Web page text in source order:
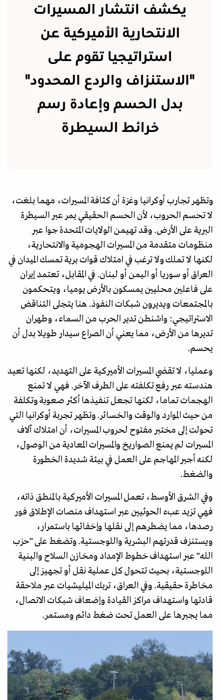
يكشف انتشار المسيرات
الانتحارية الأميركية عن
استراتيجيا تقوم على
"الاستنزاف والردع المحدود"
بدل الحسم وإعادة رسم
خرائط السيطرة
وتظهر تجارب أوكرانيا وغزة أن كثافة المسيرات، مهما بلغت،
لا تحسم الحروب، لأن الحسم الحقيقي يمر عبر السيطرة
البرية على الأرض. وقد تهيمن الولايات المتحدة جوا عبر
منظومات متقدمة من المسيرات الهجومية والانتحارية،
لكنها لا تملك ولا ترغب في امتلاك قوات برية تمسك الميدان في
العراق أو سوريا أو اليمن أو لبنان. في المقابل، تعتمد إيران
على فاعلين محليين يمسكون بالأرض يوميا، ويتحكمون
بالمجتمعات ويديرون شبكات النفوذ. هنا يتجلى التناقض
الاستراتيجي: واشنطن تدير الحرب من السماء، وطهران
تديرها من الأرض، مما يعني أن الصراع سيدار طويلا بدل أن
يحسم.
وعمليا، لا تقضي المسيرات الأميركية على التهديد، لكنها تعيد
هندسته عبر رفع تكلفته على الطرف الآخر. فهي لا تمنع
الهجمات تماما، لكنها تجعل تنفيذها أكثر صعوبة وتكلفة
من حيث الموارد والوقت والخسائر. وتظهر تجربة أوكرانيا التي
تحولت إلى مختبر مفتوح لحروب المسيرات، أن امتلاك آلاف
المسيرات لم يمنع الصواريخ والمسيرات المعادية من الوصول،
لكنه أجبر المهاجم على العمل في بيئة شديدة الخطورة
والضغط.
وفي الشرق الأوسط، تعمل المسيرات الأميركية بالمنطق ذاته،
فهي تزيد عبء الحوثيين عبر استهداف منصات الإطلاق فور
رصدها، مما يضطرهم إلى نقلها وإخفائها باستمرار،
ويستنزف قدرتهم البشرية واللوجستية. وتضغط على "حزب
الله" عبر استهداف خطوط الإمداد ومخازن السلاح والبنية
اللوجستية، بحيث تتحول كل عملية نقل أو تجهيز إلى
مخاطرة حقيقية. وفي العراق، تربك الميليشيات عبر ملاحقة
قادتها واستهداف مراكز القيادة وإضعاف شبكات الاتصال،
مما يجبرها على العمل تحت ضغط دائم ومستمر.